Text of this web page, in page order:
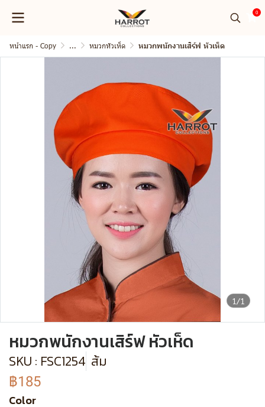
0
หน้าแรก - Copy ... หมวกหัวเห็ด หมวกพนักงานเสิร์ฟ หัวเห็ด
1/1
หมวกพนักงานเสิร์ฟ หัวเห็ด
SKU : FSC1254 ส้ม
฿185
Color